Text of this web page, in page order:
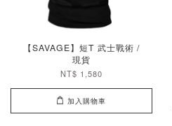
【SAVAGE】短T 武士戰術 /
現貨
NT$ 1,580
加入購物車